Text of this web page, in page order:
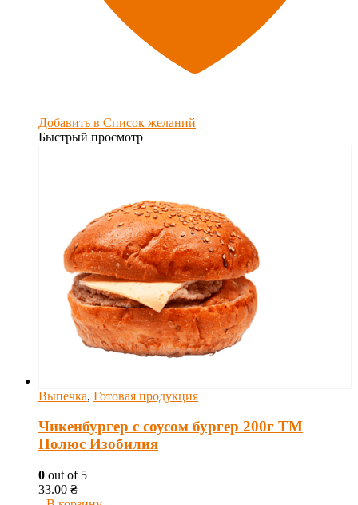
Добавить в Список желаний
Быстрый просмотр
Выпечка, Готовая продукция
Чикенбургер с соусом бургер 200г ТМ
Полюс Изобилия
0 out of 5
33.00 ₴